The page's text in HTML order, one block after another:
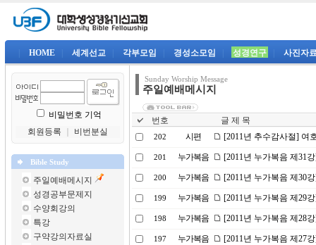
HOME 세계선교 각부모임 경성소모임 성경연구 사진자
비밀번호 기억
회원등록
비번분실
Bible Study
주일예배메시지
성경공부문제지
수양회강의
특강
구약강의자료실
Sunday Worship Message
주일예배메시지
번호 글 제 목
202 시편 [2011년 추수감사절] 여
201 누가복음 [2011년 누가복음 제31
200 누가복음 [2011년 누가복음 제30
199 누가복음 [2011년 누가복음 제29
198 누가복음 [2011년 누가복음 제28
197 누가복음 [2011년 누가복음 제27